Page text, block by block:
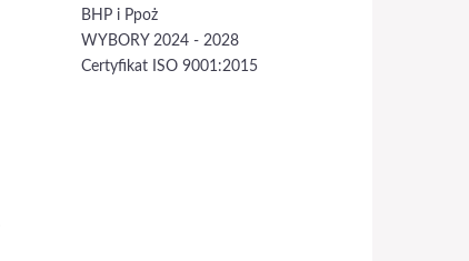
BHP i Ppoż
WYBORY 2024 - 2028
Certyfikat ISO 9001:2015